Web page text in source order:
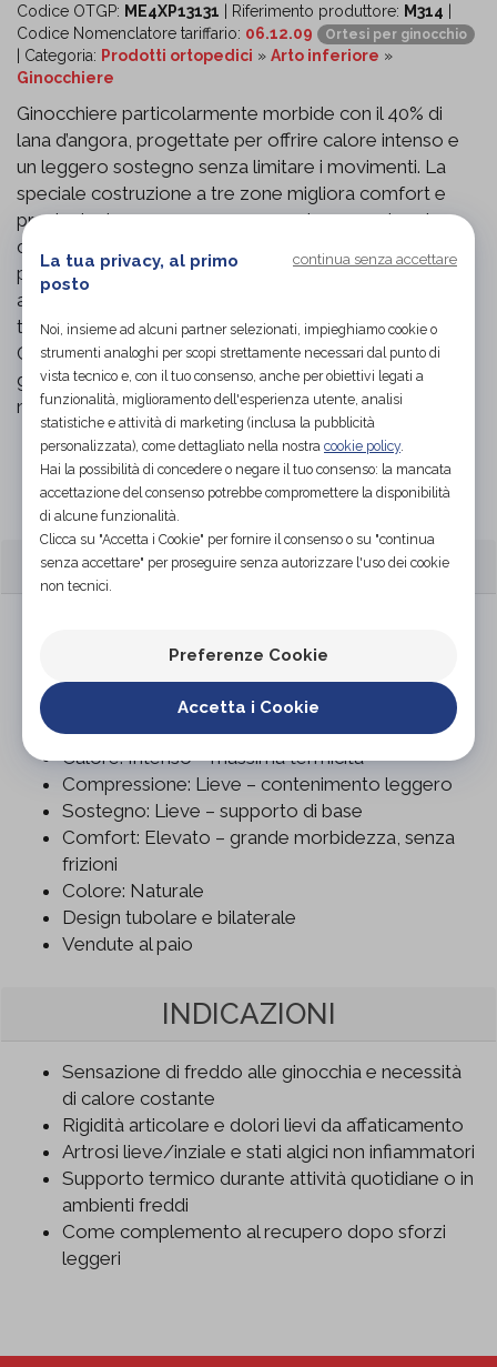
Codice OTGP: ME4XP13131 | Riferimento produttore: M314
Codice Nomenclatore tariffario: 06.12.09 Ortesi per ginocchio
| Categoria: Prodotti ortopedici » Arto inferiore »
Ginocchiere
Ginocchiere particolarmente morbide con il 40% di
lana d’angora, progettate per offrire calore intenso e
un leggero sostegno senza limitare i movimenti. La
speciale costruzione a tre zone migliora comfort e
prestazioni: zona spugna per un calore avvolgente e
diffuso; zona elastica per adattabilità, stabilità e
prevenzione dello scivolamento; zona a trama
alternata nella parte posteriore per favorire
traspirazione e libertà di flessione dell’articolazione.
Compressione lieve, ideale per riscaldare l’area del
ginocchio e diminuire la sensazione di rigidità. Colore
naturale. Vendute al paio.
Organizza prova in negozio
CARATTERISTICHE
Poliammide 30%, Elastan 5%
Struttura a tre zone: spugna (calore intenso),
elastica (adattabilità e antiscivolo), trama
alternata posteriore (traspirazione)
Calore: Intenso – massima termicità
Compressione: Lieve – contenimento leggero
Sostegno: Lieve – supporto di base
Comfort: Elevato – grande morbidezza, senza
frizioni
Colore: Naturale
Design tubolare e bilaterale
Vendute al paio
INDICAZIONI
Sensazione di freddo alle ginocchia e necessità
di calore costante
Rigidità articolare e dolori lievi da affaticamento
Artrosi lieve/inziale e stati algici non infiammatori
Supporto termico durante attività quotidiane o in
ambienti freddi
Come complemento al recupero dopo sforzi
leggeri
La tua privacy, al primo
posto
continua senza accettare
Noi, insieme ad alcuni partner selezionati, impieghiamo cookie o
strumenti analoghi per scopi strettamente necessari dal punto di
vista tecnico e, con il tuo consenso, anche per obiettivi legati a
funzionalità, miglioramento dell'esperienza utente, analisi
statistiche e attività di marketing (inclusa la pubblicità
personalizzata), come dettagliato nella nostra cookie policy.
Hai la possibilità di concedere o negare il tuo consenso: la mancata
accettazione del consenso potrebbe compromettere la disponibilità
di alcune funzionalità.
Clicca su "Accetta i Cookie" per fornire il consenso o su "continua
senza accettare" per proseguire senza autorizzare l'uso dei cookie
non tecnici.
Preferenze Cookie
Accetta i Cookie